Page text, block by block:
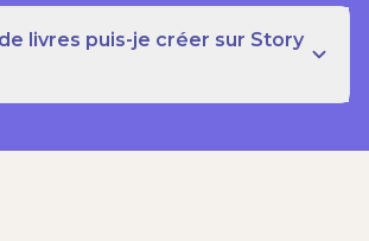
livres puis-je créer sur Story